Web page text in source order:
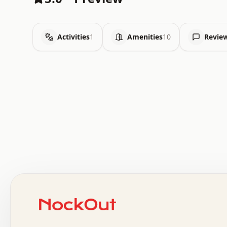
Activities1 Amenities10
.   +   .   .   o   .   .   .   .   .   .   :   .
.   .   .   o   .   .   .   .   .   .   .   .   x   .